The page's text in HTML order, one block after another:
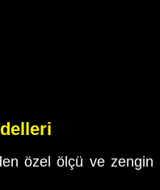
özel ölçü ve